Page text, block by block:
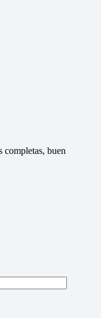
completas, buen